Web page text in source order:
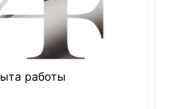
работы